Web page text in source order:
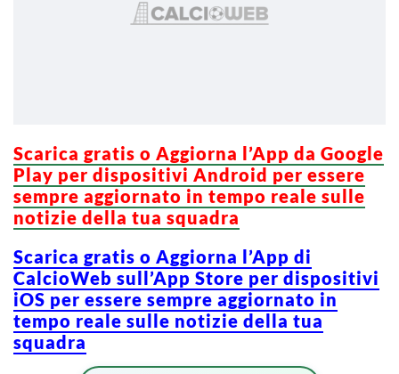
Scarica gratis o Aggiorna l’App da Google
Play per dispositivi Android per essere
sempre aggiornato in tempo reale sulle
notizie della tua squadra
Scarica gratis o Aggiorna l’App di
CalcioWeb sull’App Store per dispositivi
iOS per essere sempre aggiornato in
tempo reale sulle notizie della tua
squadra